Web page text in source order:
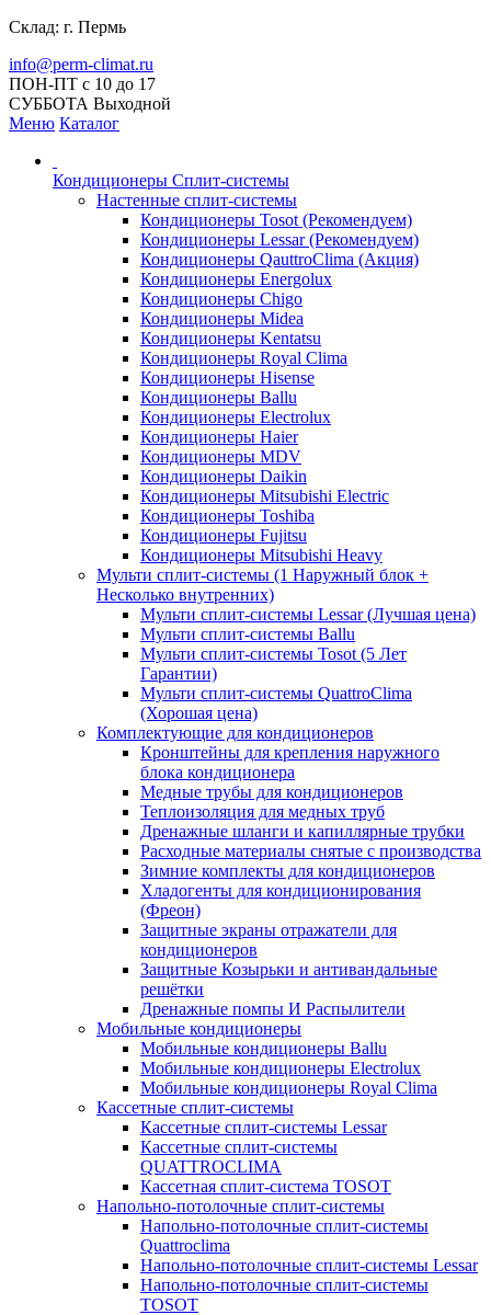
Склад: г. Пермь
info@perm-climat.ru
ПОН-ПТ с 10 до 17
СУББОТА Выходной
Меню Каталог
Кондиционеры Сплит-системы
Настенные сплит-системы
Кондиционеры Tosot (Рекомендуем)
Кондиционеры Lessar (Рекомендуем)
Кондиционеры QauttroClima (Акция)
Кондиционеры Energolux
Кондиционеры Chigo
Кондиционеры Midea
Кондиционеры Kentatsu
Кондиционеры Royal Clima
Кондиционеры Hisense
Кондиционеры Ballu
Кондиционеры Electrolux
Кондиционеры Haier
Кондиционеры MDV
Кондиционеры Daikin
Кондиционеры Mitsubishi Electric
Кондиционеры Toshiba
Кондиционеры Fujitsu
Кондиционеры Mitsubishi Heavy
Мульти сплит-системы (1 Наружный блок +
Несколько внутренних)
Мульти сплит-системы Lessar (Лучшая цена)
Мульти сплит-системы Ballu
Мульти сплит-системы Tosot (5 Лет
Гарантии)
Мульти сплит-системы QuattroClima
(Хорошая цена)
Комплектующие для кондиционеров
Кронштейны для крепления наружного
блока кондиционера
Медные трубы для кондиционеров
Теплоизоляция для медных труб
Дренажные шланги и капиллярные трубки
Расходные материалы снятые с производства
Зимние комплекты для кондиционеров
Хладогенты для кондиционирования
(Фреон)
Защитные экраны отражатели для
кондиционеров
Защитные Козырьки и антивандальные
решётки
Дренажные помпы И Распылители
Мобильные кондиционеры
Мобильные кондиционеры Ballu
Мобильные кондиционеры Electrolux
Мобильные кондиционеры Royal Clima
Кассетные сплит-системы
Кассетные сплит-системы Lessar
Кассетные сплит-системы
QUATTROCLIMA
Кассетная сплит-система TOSOT
Напольно-потолочные сплит-системы
Напольно-потолочные сплит-системы
Quattroclima
Напольно-потолочные сплит-системы Lessar
Напольно-потолочные сплит-системы
TOSOT